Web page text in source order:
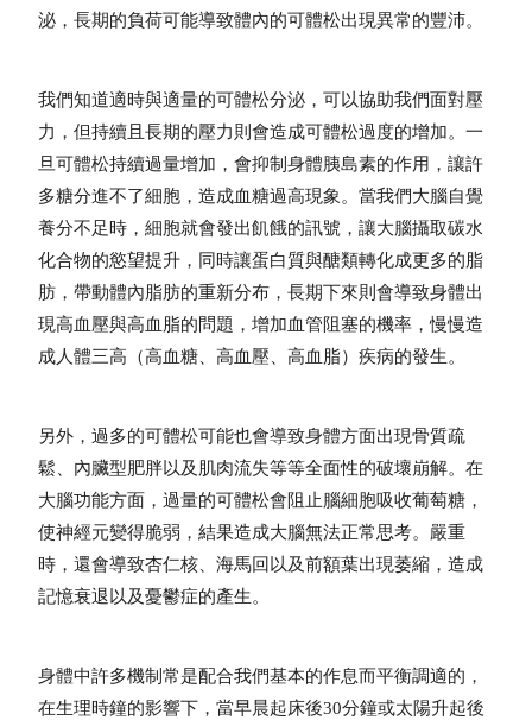
泌，長期的負荷可能導致體內的可體松出現異常的豐沛。
我們知道適時與適量的可體松分泌，可以協助我們面對壓
力，但持續且長期的壓力則會造成可體松過度的增加。一
旦可體松持續過量增加，會抑制身體胰島素的作用，讓許
多糖分進不了細胞，造成血糖過高現象。當我們大腦自覺
養分不足時，細胞就會發出飢餓的訊號，讓大腦攝取碳水
化合物的慾望提升，同時讓蛋白質與醣類轉化成更多的脂
肪，帶動體內脂肪的重新分布，長期下來則會導致身體出
現高血壓與高血脂的問題，增加血管阻塞的機率，慢慢造
成人體三高（高血糖、高血壓、高血脂）疾病的發生。
另外，過多的可體松可能也會導致身體方面出現骨質疏
鬆、內臟型肥胖以及肌肉流失等等全面性的破壞崩解。在
大腦功能方面，過量的可體松會阻止腦細胞吸收葡萄糖，
使神經元變得脆弱，結果造成大腦無法正常思考。嚴重
時，還會導致杏仁核、海馬回以及前額葉出現萎縮，造成
記憶衰退以及憂鬱症的產生。
身體中許多機制常是配合我們基本的作息而平衡調適的，
在生理時鐘的影響下，當早晨起床後30分鐘或太陽升起後